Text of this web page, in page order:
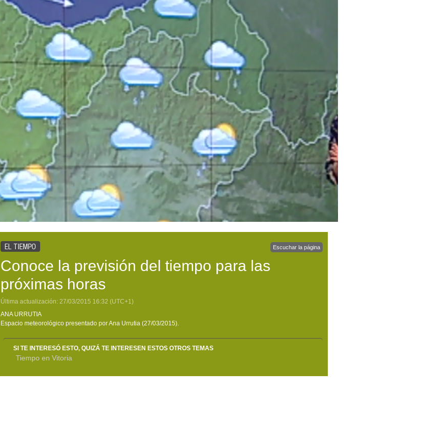
EL TIEMPO Escuchar la página
Conoce la previsión del tiempo para las
próximas horas
Última actualización: 27/03/2015 16:32 (UTC+1)
ANA URRUTIA
Espacio meteorológico presentado por Ana Urrutia (27/03/2015).
SI TE INTERESÓ ESTO, QUIZÁ TE INTERESEN ESTOS OTROS TEMAS
Tiempo en Vitoria